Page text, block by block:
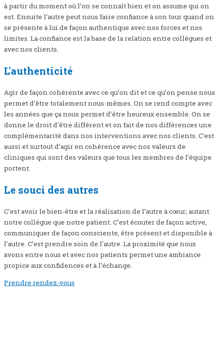
à partir du moment où l’on se connaît bien et on assume qui on
est. Ensuite l’autre peut nous faire confiance à son tour quand on
se présente à lui de façon authentique avec nos forces et nos
limites. La confiance est la base de la relation entre collègues et
avec nos clients.
L'authenticité
Agir de façon cohérente avec ce qu’on dit et ce qu’on pense nous
permet d’être totalement nous-mêmes. On se rend compte avec
les années que ça nous permet d’être heureux ensemble. On se
donne le droit d’être différent et on fait de nos différences une
complémentarité dans nos interventions avec nos clients. C’est
aussi et surtout d’agir en cohérence avec nos valeurs de
cliniques qui sont des valeurs que tous les membres de l’équipe
portent.
Le souci des autres
C’est avoir le bien-être et la réalisation de l’autre à cœur; autant
notre collègue que notre patient. C’est écouter de façon active,
communiquer de façon consciente, être présent et disponible à
l’autre. C’est prendre soin de l’autre. La proximité que nous
avons entre nous et avec nos patients permet une ambiance
propice aux confidences et à l’échange.
Prendre rendez-vous